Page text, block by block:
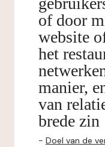
of door
website
het
manier,
van
brede zin
- Doel van de